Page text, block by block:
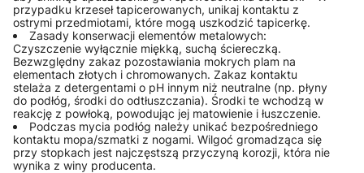
przypadku krzeseł tapicerowanych, unikaj kontaktu z
ostrymi przedmiotami, które mogą uszkodzić tapicerkę.
Zasady konserwacji elementów metalowych:
Czyszczenie wyłącznie miękką, suchą ściereczką.
Bezwzględny zakaz pozostawiania mokrych plam na
elementach złotych i chromowanych. Zakaz kontaktu
stelaża z detergentami o pH innym niż neutralne (np. płyny
do podłóg, środki do odtłuszczania). Środki te wchodzą w
reakcję z powłoką, powodując jej matowienie i łuszczenie.
Podczas mycia podłóg należy unikać bezpośredniego
kontaktu mopa/szmatki z nogami. Wilgoć gromadząca się
przy stopkach jest najczęstszą przyczyną korozji, która nie
wynika z winy producenta.